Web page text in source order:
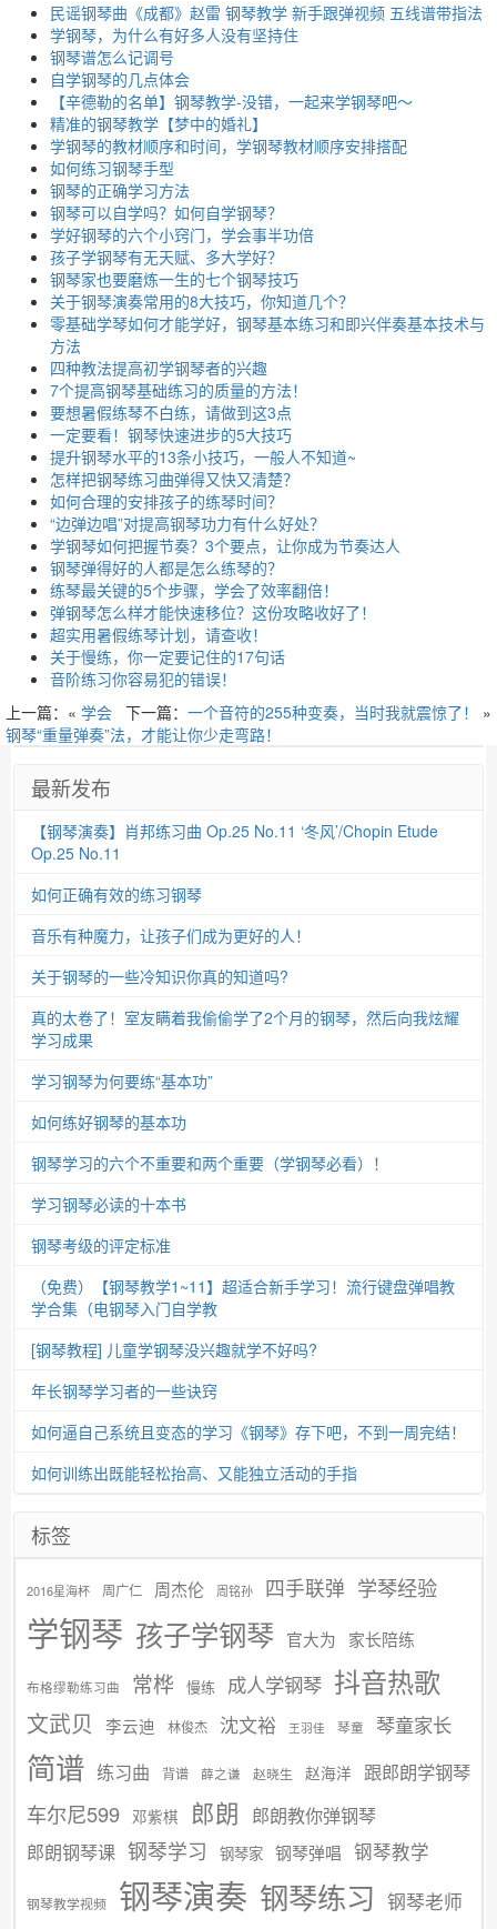
民谣钢琴曲《成都》赵雷 钢琴教学 新手跟弹视频 五线谱带指法
学钢琴，为什么有好多人没有坚持住
钢琴谱怎么记调号
自学钢琴的几点体会
【辛德勒的名单】钢琴教学-没错，一起来学钢琴吧～
精准的钢琴教学【梦中的婚礼】
学钢琴的教材顺序和时间，学钢琴教材顺序安排搭配
如何练习钢琴手型
钢琴的正确学习方法
钢琴可以自学吗？如何自学钢琴？
学好钢琴的六个小窍门，学会事半功倍
孩子学钢琴有无天赋、多大学好？
钢琴家也要磨炼一生的七个钢琴技巧
关于钢琴演奏常用的8大技巧，你知道几个？
零基础学琴如何才能学好，钢琴基本练习和即兴伴奏基本技术与
方法
四种教法提高初学钢琴者的兴趣
7个提高钢琴基础练习的质量的方法！
要想暑假练琴不白练，请做到这3点
一定要看！钢琴快速进步的5大技巧
提升钢琴水平的13条小技巧，一般人不知道~
怎样把钢琴练习曲弹得又快又清楚？
如何合理的安排孩子的练琴时间？
“边弹边唱”对提高钢琴功力有什么好处？
学钢琴如何把握节奏？3个要点，让你成为节奏达人
钢琴弹得好的人都是怎么练琴的？
练琴最关键的5个步骤，学会了效率翻倍！
弹钢琴怎么样才能快速移位？这份攻略收好了！
超实用暑假练琴计划，请查收！
关于慢练，你一定要记住的17句话
音阶练习你容易犯的错误！
下一篇： 一个音符的255种变奏，当时我就震惊了！ »
上一篇：« 学会
钢琴“重量弹奏”法，才能让你少走弯路！
最新发布
【钢琴演奏】肖邦练习曲 Op.25 No.11 ‘冬风’/Chopin Etude
Op.25 No.11
如何正确有效的练习钢琴
音乐有种魔力，让孩子们成为更好的人！
关于钢琴的一些冷知识你真的知道吗?
真的太卷了！室友瞒着我偷偷学了2个月的钢琴，然后向我炫耀
学习成果
学习钢琴为何要练“基本功”
如何练好钢琴的基本功
钢琴学习的六个不重要和两个重要（学钢琴必看）！
学习钢琴必读的十本书
钢琴考级的评定标准
（免费）【钢琴教学1~11】超适合新手学习！流行键盘弹唱教
学合集（电钢琴入门自学教
[钢琴教程] 儿童学钢琴没兴趣就学不好吗?
年长钢琴学习者的一些诀窍
如何逼自己系统且变态的学习《钢琴》存下吧，不到一周完结！
如何训练出既能轻松抬高、又能独立活动的手指
标签
2016星海杯 周广仁 周杰伦 周铭孙 四手联弹 学琴经验
学钢琴 孩子学钢琴 官大为 家长陪练
布格缪勒练习曲 常桦 慢练 成人学钢琴 抖音热歌
文武贝 李云迪 林俊杰 沈文裕 王羽佳 琴童 琴童家长
简谱 练习曲 背谱 薛之谦 赵晓生 赵海洋 跟郎朗学钢琴
车尔尼599 邓紫棋 郎朗 郎朗教你弹钢琴
郎朗钢琴课 钢琴学习 钢琴家 钢琴弹唱 钢琴教学
钢琴教学视频 钢琴演奏 钢琴练习 钢琴老师